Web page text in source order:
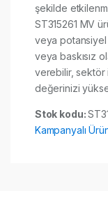
şekilde
ST315261 MV
veya potansiyel
veya baskısız
verebilir, sektör
değerinizi
Stok kodu:
Kampanyalı